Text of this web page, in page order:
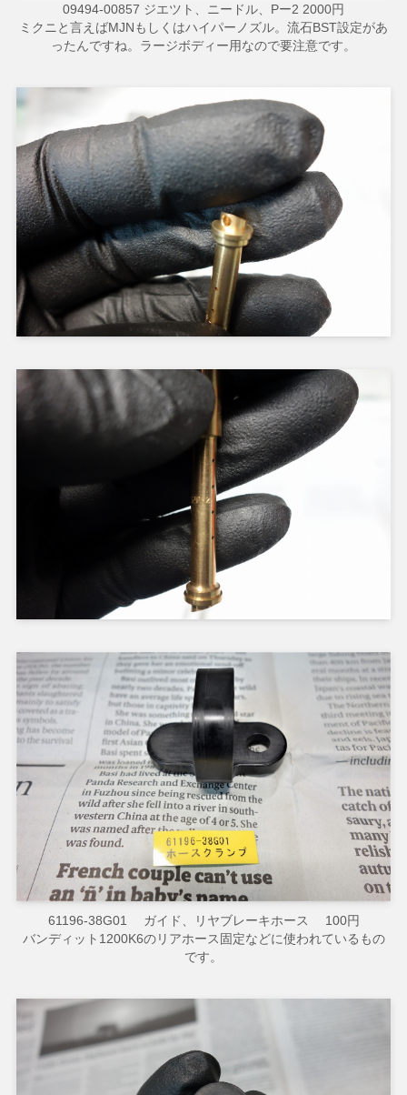
09494-00857 ジエツト、ニードル、Pー2 2000円
ミクニと言えばMJNもしくはハイパーノズル。流石BST設定があ
ったんですね。ラージボディー用なので要注意です。
61196-38G01 ガイド、リヤブレーキホース 100円
バンディット1200K6のリアホース固定などに使われているもの
です。